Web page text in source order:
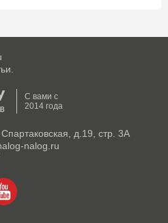
С вами с
2014 года
д.19, стр. 3А
nalog.ru